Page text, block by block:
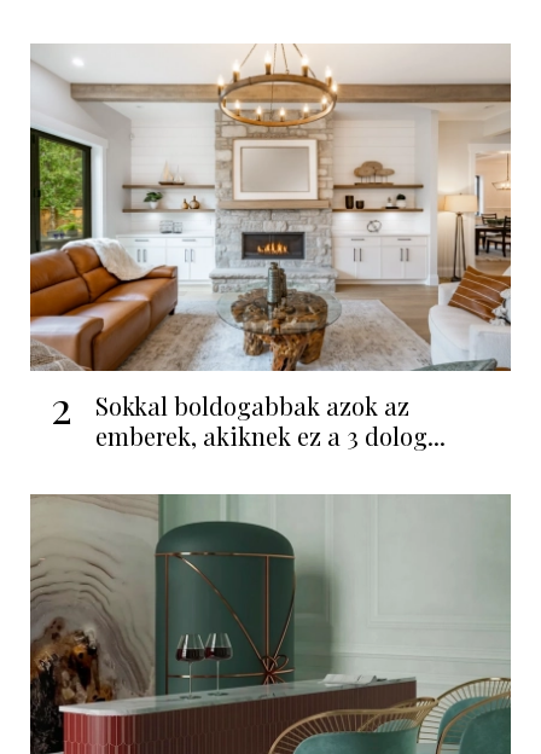
2
Sokkal boldogabbak azok az
emberek, akiknek ez a 3 dolog...